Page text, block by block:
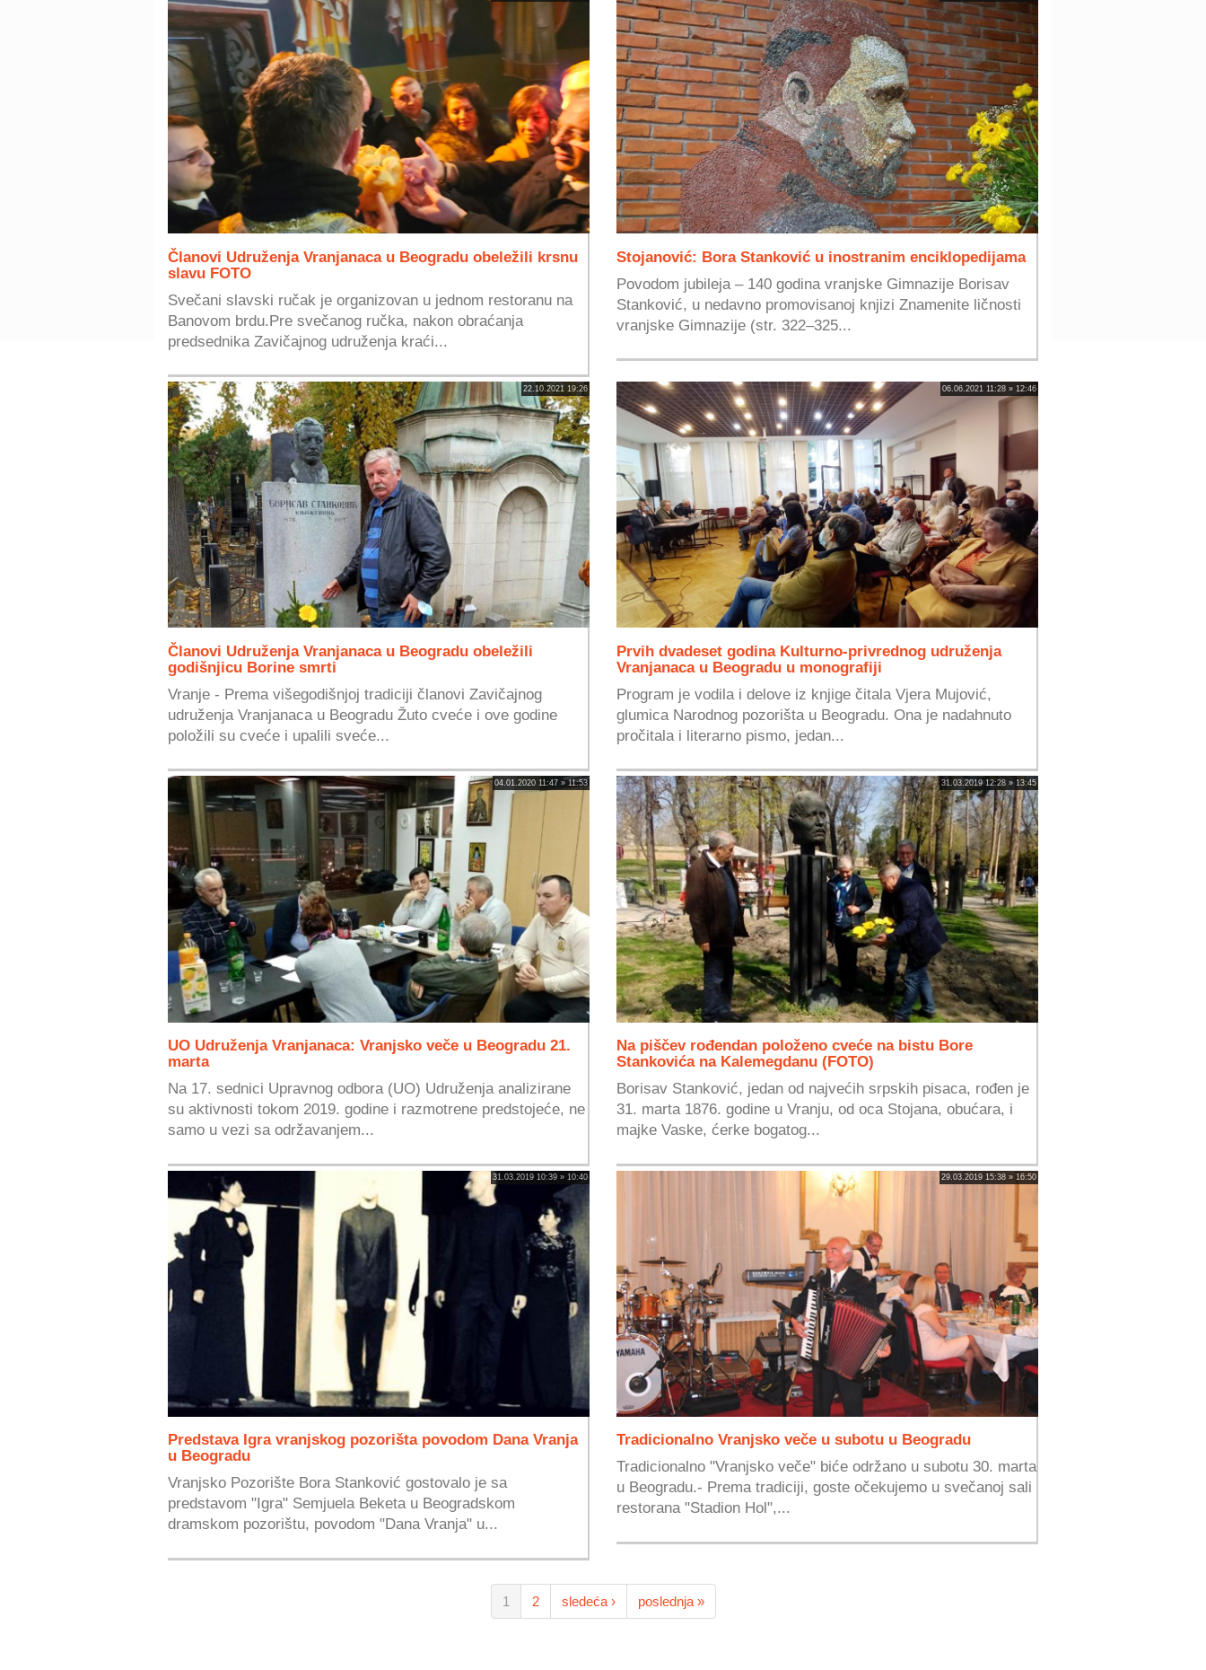
Članovi Udruženja Vranjanaca u Beogradu obeležili krsnu
slavu FOTO
Svečani slavski ručak je organizovan u jednom restoranu na
Banovom brdu.Pre svečanog ručka, nakon obraćanja
predsednika Zavičajnog udruženja kraći...
Stojanović: Bora Stanković u inostranim enciklopedijama
Povodom jubileja – 140 godina vranjske Gimnazije Borisav
Stanković, u nedavno promovisanoj knjizi Znamenite ličnosti
vranjske Gimnazije (str. 322–325...
22.10.2021 19:26
Članovi Udruženja Vranjanaca u Beogradu obeležili
godišnjicu Borine smrti
Vranje - Prema višegodišnjoj tradiciji članovi Zavičajnog
udruženja Vranjanaca u Beogradu Žuto cveće i ove godine
položili su cveće i upalili sveće...
06.06.2021 11:28 » 12:46
Prvih dvadeset godina Kulturno-privrednog udruženja
Vranjanaca u Beogradu u monografiji
Program je vodila i delove iz knjige čitala Vjera Mujović,
glumica Narodnog pozorišta u Beogradu. Ona je nadahnuto
pročitala i literarno pismo, jedan...
04.01.2020 11:47 » 11:53
UO Udruženja Vranjanaca: Vranjsko veče u Beogradu 21.
marta
Na 17. sednici Upravnog odbora (UO) Udruženja analizirane
su aktivnosti tokom 2019. godine i razmotrene predstojeće, ne
samo u vezi sa održavanjem...
31.03.2019 12:28 » 13:45
Na piščev rođendan položeno cveće na bistu Bore
Stankovića na Kalemegdanu (FOTO)
Borisav Stanković, jedan od najvećih srpskih pisaca, rođen je
31. marta 1876. godine u Vranju, od oca Stojana, obućara, i
majke Vaske, ćerke bogatog...
31.03.2019 10:39 » 10:40
Predstava Igra vranjskog pozorišta povodom Dana Vranja
u Beogradu
Vranjsko Pozorište Bora Stanković gostovalo je sa
predstavom "Igra" Semjuela Beketa u Beogradskom
dramskom pozorištu, povodom "Dana Vranja" u...
29.03.2019 15:38 » 16:50
Tradicionalno Vranjsko veče u subotu u Beogradu
Tradicionalno "Vranjsko veče" biće održano u subotu 30. marta
u Beogradu.- Prema tradiciji, goste očekujemo u svečanoj sali
restorana "Stadion Hol",...
1 2 sledeća › poslednja »